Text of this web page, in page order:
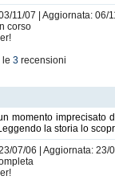
11/07 | Aggiornata: 06/
corso
le3 recensioni
momento imprecisato
la storia lo
07/06 | Aggiornata: 23/